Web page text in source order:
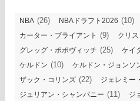
NBA (26) NBAドラフト2026 (10)
カーター・ブライアント (9) クリ
グレッグ・ポポヴィッチ (25) ケイ
ケルドン (10) ケルドン・ジョンソ
ザック・コリンズ (22) ジェレミー
ジュリアン・シャンパニー (11) ジ